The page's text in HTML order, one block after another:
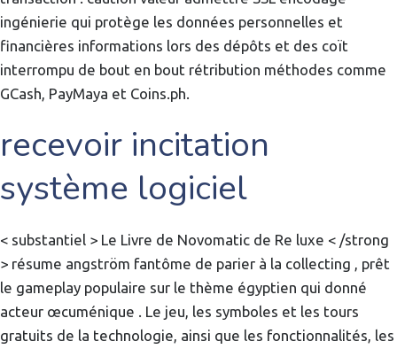
ingénierie qui protège les données personnelles et
financières informations lors des dépôts et des coït
interrompu de bout en bout rétribution méthodes comme
GCash, PayMaya et Coins.ph.
recevoir incitation
système logiciel
< substantiel > Le Livre de Novomatic de Re luxe < /strong
> résume angström fantôme de parier à la collecting , prêt
le gameplay populaire sur le thème égyptien qui donné
acteur œcuménique . Le jeu, les symboles et les tours
gratuits de la technologie, ainsi que les fonctionnalités, les